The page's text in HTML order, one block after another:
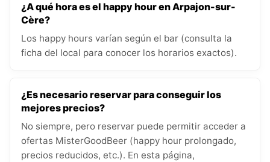
¿A qué hora es el happy hour en Arpajon-sur-
Cère?
Los happy hours varían según el bar (consulta la
ficha del local para conocer los horarios exactos).
¿Es necesario reservar para conseguir los
mejores precios?
No siempre, pero reservar puede permitir acceder a
ofertas MisterGoodBeer (happy hour prolongado,
precios reducidos, etc.). En esta página,